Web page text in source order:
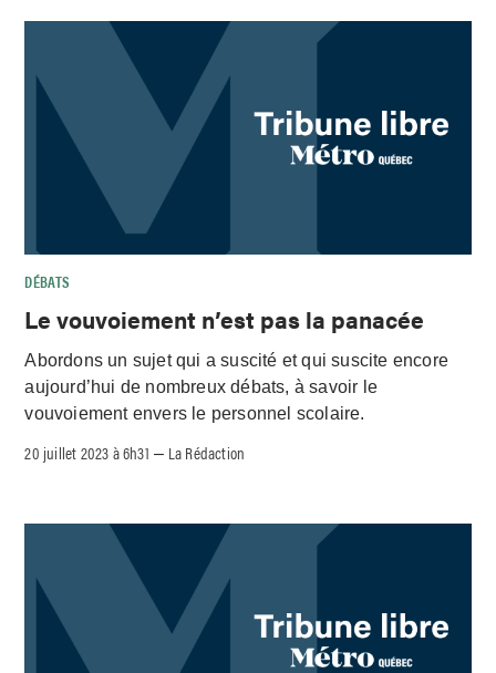
DÉBATS
Le vouvoiement n’est pas la panacée
Abordons un sujet qui a suscité et qui suscite encore
aujourd’hui de nombreux débats, à savoir le
vouvoiement envers le personnel scolaire.
20 juillet 2023 à 6h31 – La Rédaction